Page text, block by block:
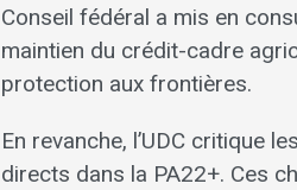
Conseil fédéral a mis en
maintien du crédit-cadre
protection aux frontières.
En revanche, l’UDC critique
directs dans la PA22+. Ces